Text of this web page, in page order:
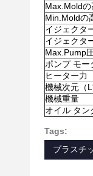
Max.Moldの
Min.Moldの
イジェクタ
イジェクタ
Max.Pump
ポンプ モー
ヒーター力
機械次元（
機械重量
オイル タン
Tags:
プラスチ